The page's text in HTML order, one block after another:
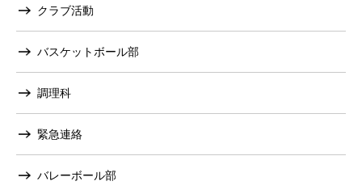
クラブ活動
バスケットボール部
調理科
緊急連絡
バレーボール部